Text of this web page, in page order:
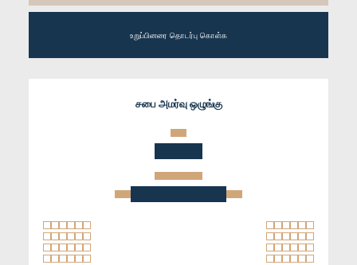
உறுப்பினரை தொடர்பு கொள்க
சபை அமர்வு ஒழுங்கு